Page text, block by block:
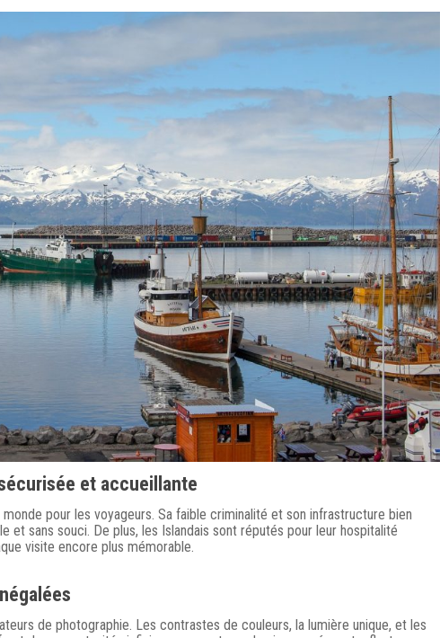
et accueillante
monde pour les voyageurs. Sa faible criminalité et son infrastructure bien
et sans souci. De plus, les Islandais sont réputés pour leur hospitalité
visite encore plus mémorable.
de photographie. Les contrastes de couleurs, la lumière unique, et les